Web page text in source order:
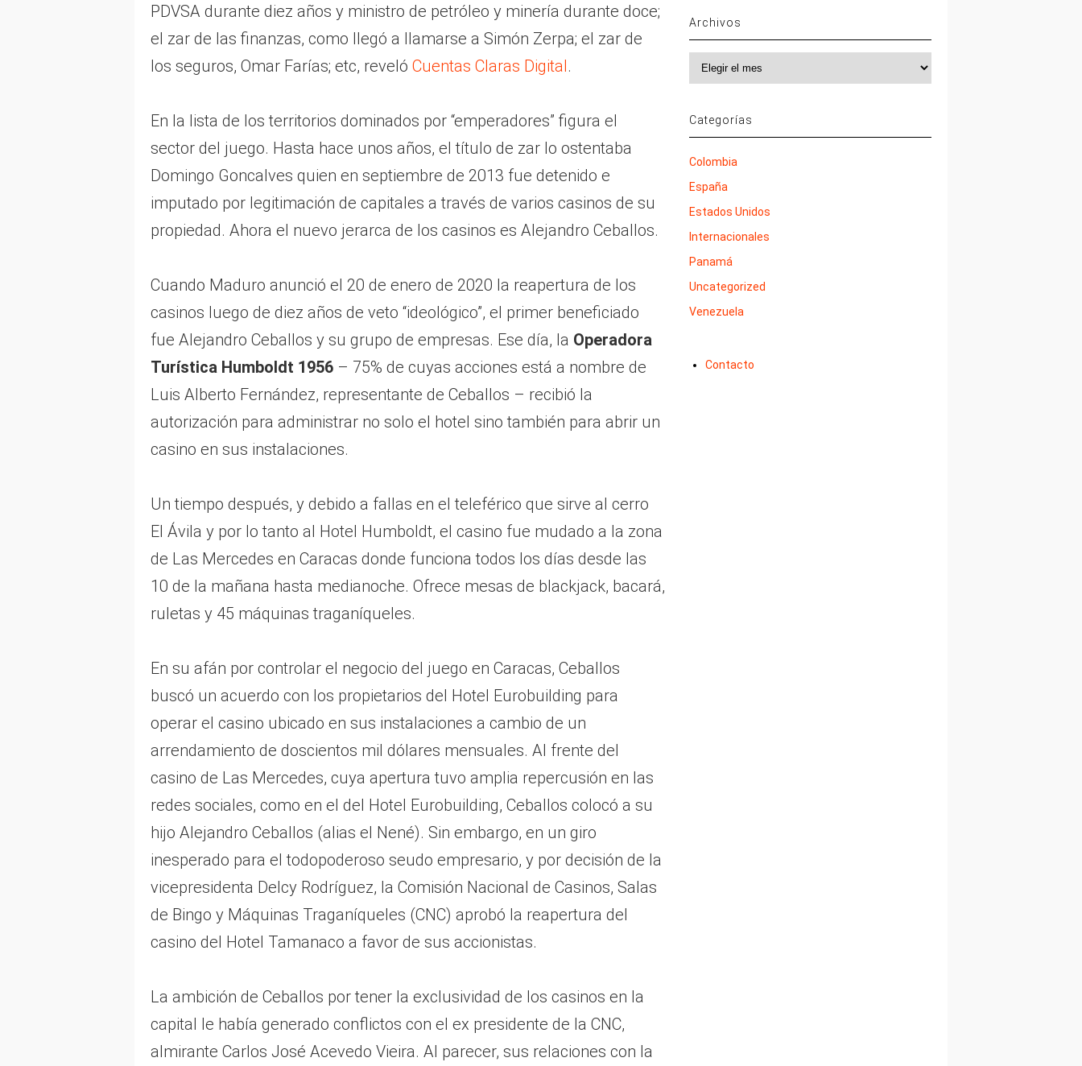
PDVSA durante diez años y ministro de petróleo y minería durante doce;
el zar de las finanzas, como llegó a llamarse a Simón Zerpa; el zar de
los seguros, Omar Farías; etc, reveló Cuentas Claras Digital.
En la lista de los territorios dominados por “emperadores” figura el
sector del juego. Hasta hace unos años, el título de zar lo ostentaba
Domingo Goncalves quien en septiembre de 2013 fue detenido e
imputado por legitimación de capitales a través de varios casinos de su
propiedad. Ahora el nuevo jerarca de los casinos es Alejandro Ceballos.
Cuando Maduro anunció el 20 de enero de 2020 la reapertura de los
casinos luego de diez años de veto “ideológico”, el primer beneficiado
fue Alejandro Ceballos y su grupo de empresas. Ese día, la Operadora
Turística Humboldt 1956– 75% de cuyas acciones está a nombre de
Luis Alberto Fernández, representante de Ceballos – recibió la
autorización para administrar no solo el hotel sino también para abrir un
casino en sus instalaciones.
Un tiempo después, y debido a fallas en el teleférico que sirve al cerro
El Ávila y por lo tanto al Hotel Humboldt, el casino fue mudado a la zona
de Las Mercedes en Caracas donde funciona todos los días desde las
10 de la mañana hasta medianoche. Ofrece mesas de blackjack, bacará,
ruletas y 45 máquinas traganíqueles.
En su afán por controlar el negocio del juego en Caracas, Ceballos
buscó un acuerdo con los propietarios del Hotel Eurobuilding para
operar el casino ubicado en sus instalaciones a cambio de un
arrendamiento de doscientos mil dólares mensuales. Al frente del
casino de Las Mercedes, cuya apertura tuvo amplia repercusión en las
redes sociales, como en el del Hotel Eurobuilding, Ceballos colocó a su
hijo Alejandro Ceballos (alias el Nené). Sin embargo, en un giro
inesperado para el todopoderoso seudo empresario, y por decisión de la
vicepresidenta Delcy Rodríguez, la Comisión Nacional de Casinos, Salas
de Bingo y Máquinas Traganíqueles (CNC) aprobó la reapertura del
casino del Hotel Tamanaco a favor de sus accionistas.
La ambición de Ceballos por tener la exclusividad de los casinos en la
capital le había generado conflictos con el ex presidente de la CNC,
almirante Carlos José Acevedo Vieira. Al parecer, sus relaciones con la
Archivos
Categorías
Colombia
España
Estados Unidos
Internacionales
Panamá
Uncategorized
Venezuela
Contacto